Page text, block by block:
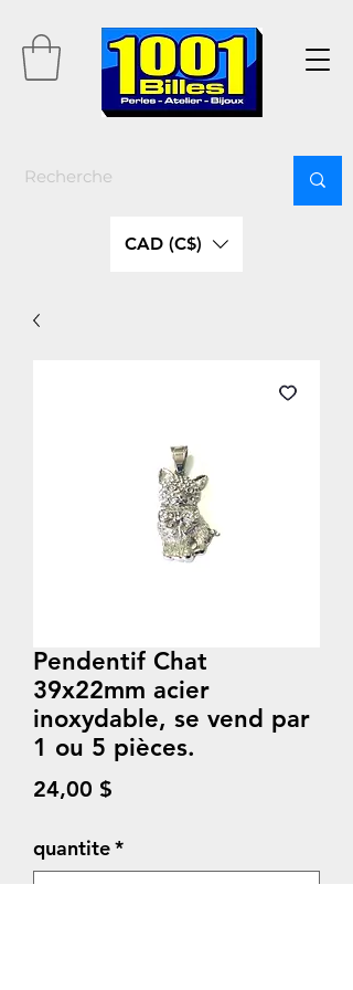
CAD (C$)
Pendentif Chat
39x22mm acier
inoxydable, se vend par
1 ou 5 pièces.
24,00 $
quantite*